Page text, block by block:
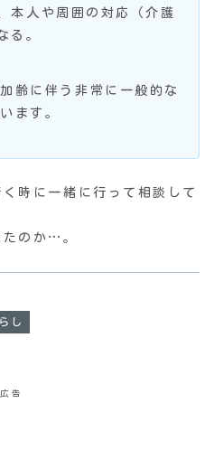
本人や周囲の対応（介護
る。
齢に伴う非常に一般的な
ます。
時に一緒に行って相談して
たのか…。
し
広告